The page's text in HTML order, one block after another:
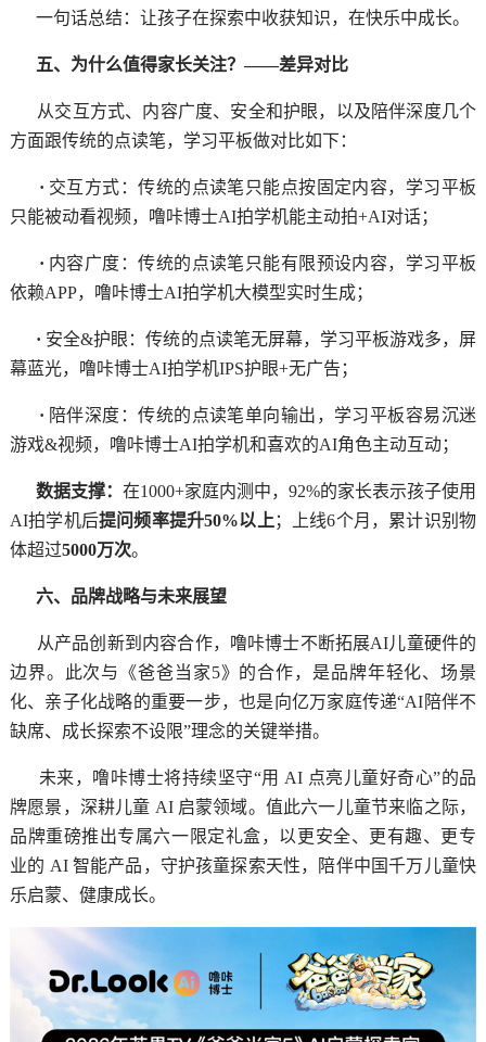
一句话总结：让孩子在探索中收获知识，在快乐中成长。
五、为什么值得家长关注？——差异对比
从交互方式、内容广度、安全和护眼，以及陪伴深度几个
方面跟传统的点读笔，学习平板做对比如下：
· 交互方式：传统的点读笔只能点按固定内容，学习平板
只能被动看视频，噜咔博士AI拍学机能主动拍+AI对话；
· 内容广度：传统的点读笔只能有限预设内容，学习平板
依赖APP，噜咔博士AI拍学机大模型实时生成；
· 安全&护眼：传统的点读笔无屏幕，学习平板游戏多，屏
幕蓝光，噜咔博士AI拍学机IPS护眼+无广告；
· 陪伴深度：传统的点读笔单向输出，学习平板容易沉迷
游戏&视频，噜咔博士AI拍学机和喜欢的AI角色主动互动；
数据支撑：在1000+家庭内测中，92%的家长表示孩子使用
AI拍学机后提问频率提升50%以上 ；上线6个月，累计识别物
体超过5000万次。
六、品牌战略与未来展望
从产品创新到内容合作，噜咔博士不断拓展AI儿童硬件的
边界。此次与《爸爸当家5》的合作，是品牌年轻化、场景
化、亲子化战略的重要一步，也是向亿万家庭传递“AI陪伴不
缺席、成长探索不设限”理念的关键举措。
未来，噜咔博士将持续坚守“用 AI 点亮儿童好奇心”的品
牌愿景，深耕儿童 AI 启蒙领域。值此六一儿童节来临之际，
品牌重磅推出专属六一限定礼盒，以更安全、更有趣、更专
业的 AI 智能产品，守护孩童探索天性，陪伴中国千万儿童快
乐启蒙、健康成长。